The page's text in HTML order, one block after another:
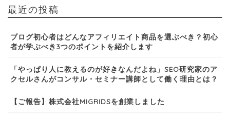
最近の投稿
ブログ初心者はどんなアフィリエイト商品を選ぶべき？初心
者が学ぶべき3つのポイントを紹介します
「やっぱり人に教えるのが好きなんだよね」SEO研究家のア
クセルさんがコンサル・セミナー講師として働く理由とは？
【ご報告】株式会社MIGRIDSを創業しました